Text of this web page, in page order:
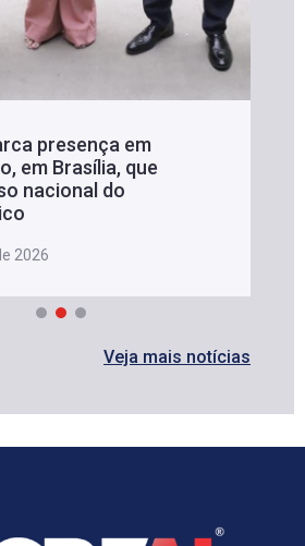
presença em
em Brasília, que
nacional do
2026
Veja mais notícias